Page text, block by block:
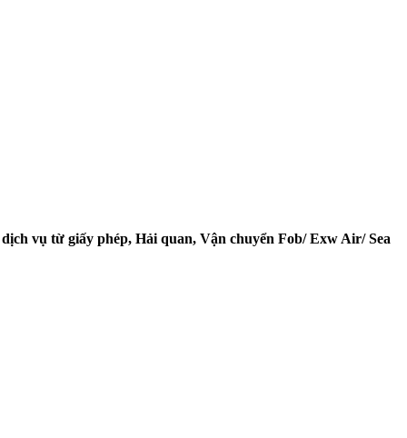
vụ từ giấy phép, Hải quan, Vận chuyển Fob/ Exw Air/ Sea